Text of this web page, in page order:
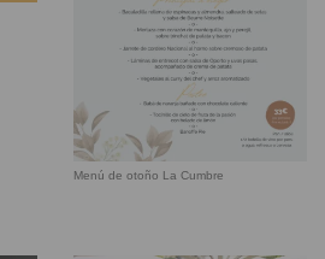
Menú de otoño La Cumbre